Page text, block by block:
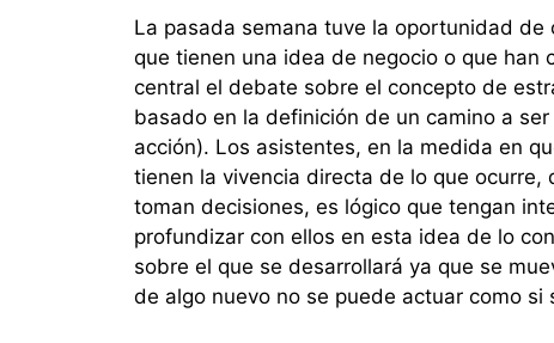
La pasada semana tuve la oportunidad
que tienen una idea de negocio o que
central el debate sobre el concepto de
basado en la definición de un camino a
acción). Los asistentes, en la medida en
tienen la vivencia directa de lo que
toman decisiones, es lógico que tengan
profundizar con ellos en esta idea de lo
sobre el que se desarrollará ya que se
de algo nuevo no se puede actuar como